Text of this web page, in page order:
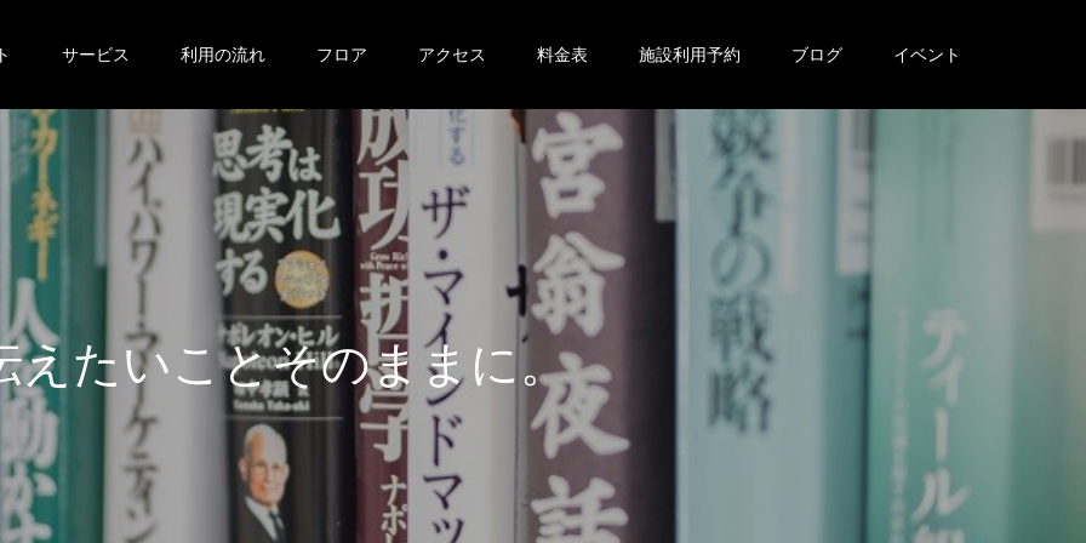
サービス 利用の流れ フロア アクセス 料金表 施設利用予約 ブログ イベント
え た いことそのま ま に 。